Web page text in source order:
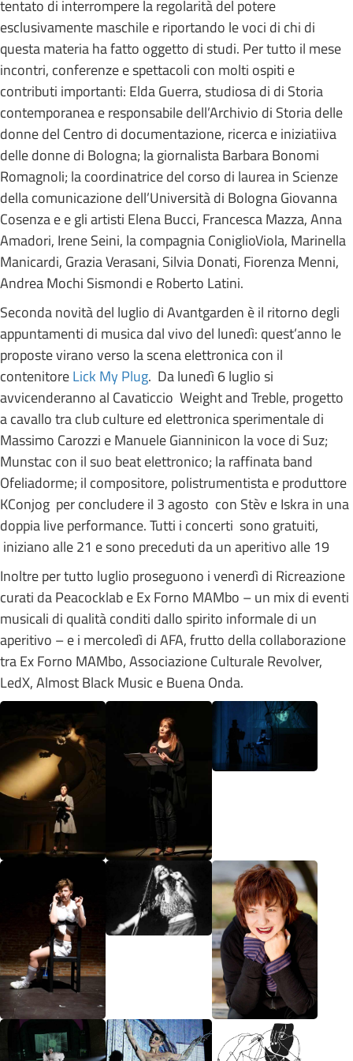
tentato di interrompere la regolarità del potere
esclusivamente maschile e riportando le voci di chi di
questa materia ha fatto oggetto di studi. Per tutto il mese
incontri, conferenze e spettacoli con molti ospiti e
contributi importanti: Elda Guerra, studiosa di di Storia
contemporanea e responsabile dell’Archivio di Storia delle
donne del Centro di documentazione, ricerca e iniziatiiva
delle donne di Bologna; la giornalista Barbara Bonomi
Romagnoli; la coordinatrice del corso di laurea in Scienze
della comunicazione dell’Università di Bologna Giovanna
Cosenza e e gli artisti Elena Bucci, Francesca Mazza, Anna
Amadori, Irene Seini, la compagnia ConiglioViola, Marinella
Manicardi, Grazia Verasani, Silvia Donati, Fiorenza Menni,
Andrea Mochi Sismondi e Roberto Latini.
Seconda novità del luglio di Avantgarden è il ritorno degli
appuntamenti di musica dal vivo del lunedì: quest’anno le
proposte virano verso la scena elettronica con il
contenitoreLick My Plug. Da lunedì 6 luglio si
avvicenderanno al Cavaticcio Weight and Treble, progetto
a cavallo tra club culture ed elettronica sperimentale di
Massimo Carozzi e Manuele Gianninicon la voce di Suz;
Munstac con il suo beat elettronico; la raffinata band
Ofeliadorme; il compositore, polistrumentista e produttore
KConjog per concludere il 3 agosto con Stèv e Iskra in una
doppia live performance. Tutti i concerti sono gratuiti,
iniziano alle 21 e sono preceduti da un aperitivo alle 19
Inoltre per tutto luglio proseguono i venerdì di Ricreazione
curati da Peacocklab e Ex Forno MAMbo – un mix di eventi
musicali di qualità conditi dallo spirito informale di un
aperitivo – e i mercoledì di AFA, frutto della collaborazione
tra Ex Forno MAMbo, Associazione Culturale Revolver,
LedX, Almost Black Music e Buena Onda.